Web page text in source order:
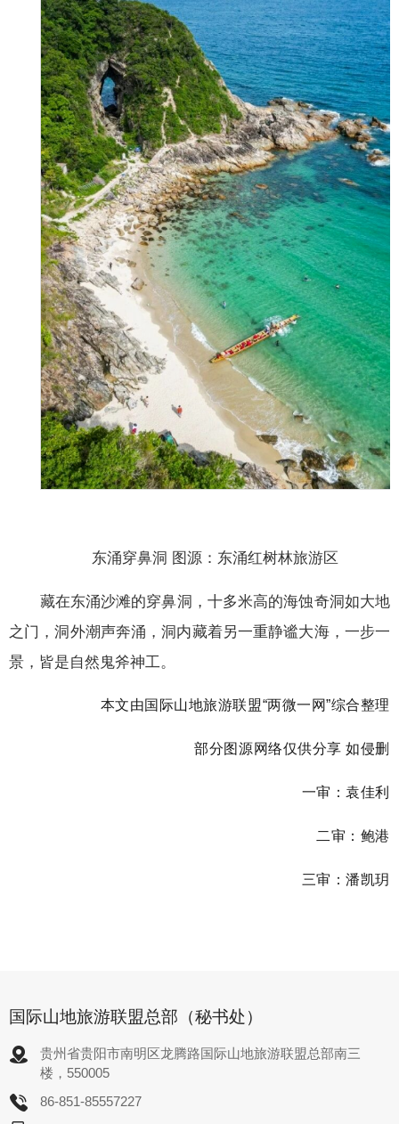
东涌穿鼻洞 图源：东涌红树林旅游区
藏在东涌沙滩的穿鼻洞，十多米高的海蚀奇洞如大地
之门，洞外潮声奔涌，洞内藏着另一重静谧大海，一步一
景，皆是自然鬼斧神工。
本文由国际山地旅游联盟“两微一网”综合整理
部分图源网络仅供分享 如侵删
一审：袁佳利
二审：鲍港
三审：潘凯玥
国际山地旅游联盟总部（秘书处）
贵州省贵阳市南明区龙腾路国际山地旅游联盟总部南三
楼，550005
86-851-85557227